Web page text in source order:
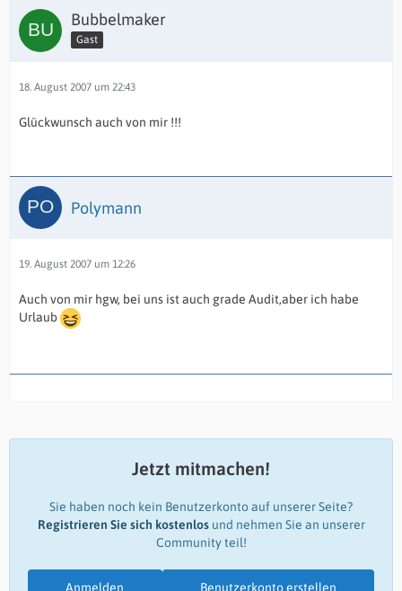
Bubbelmaker
Gast
18. August 2007 um 22:43
Glückwunsch auch von mir !!!
Polymann
19. August 2007 um 12:26
Auch von mir hgw, bei uns ist auch grade Audit,aber ich habe
Urlaub
Jetzt mitmachen!
Sie haben noch kein Benutzerkonto auf unserer Seite?
Registrieren Sie sich kostenlosund nehmen Sie an unserer
Community teil!
Benutzerkonto erstellen
Anmelden